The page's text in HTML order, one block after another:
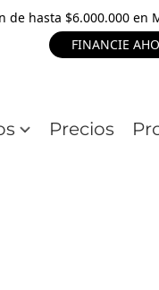
de hasta $6.000.000
FINANCIE
Precios